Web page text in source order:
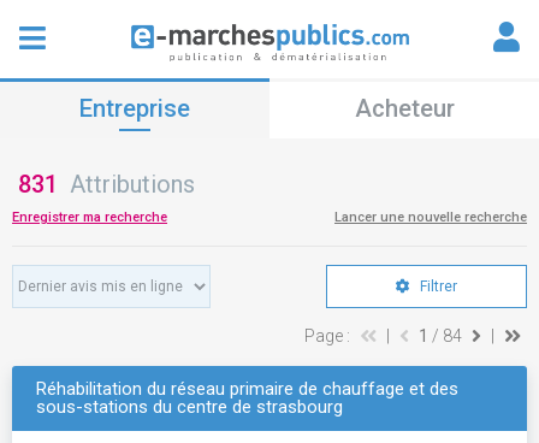
Entreprise Acheteur
831 Attributions
Enregistrer ma recherche Lancer une nouvelle recherche
Filtrer
Page : 1 / 84
Réhabilitation du réseau primaire de chauffage et des
sous-stations du centre de strasbourg